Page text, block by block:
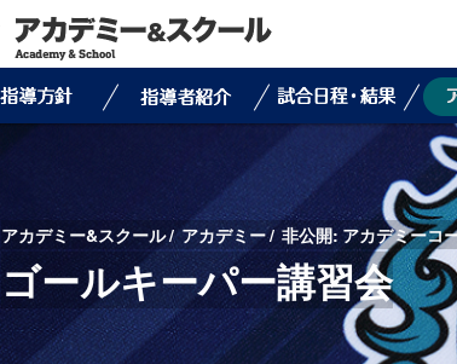
アカデミー&スクール アカデミー 非公開: アカデミーコ
ゴールキーパー講習会